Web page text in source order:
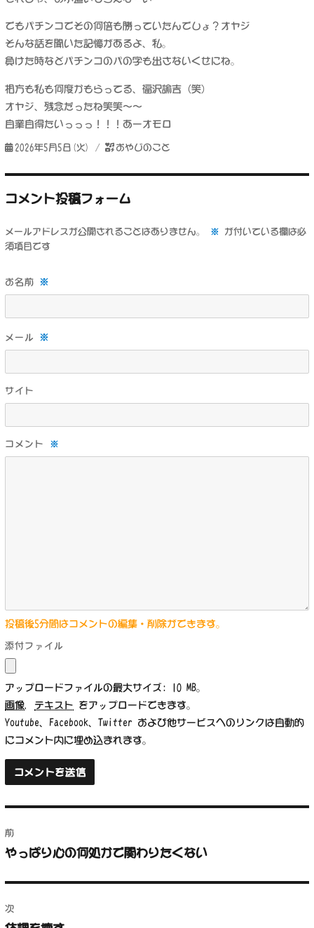
でもパチンコでその何倍も勝っていたんでしょ？オヤジ
そんな話を聞いた記憶があるよ、私。
負けた時などパチンコのパの字も出さないくせにね。
相方も私も何度かもらってる、福沢諭吉（笑）
オヤジ、残念だったね笑笑〜〜
自業自得たいっっっ！！！あーオモロ
投
日:
2026年5月5日(火)
カ
ゴ
ー
おやじのこと
コメント投稿フォーム
メールアドレスが公開されることはありません。 ※ が付いている欄は必
須項目です
お名前 ※
メール ※
サイト
コメント ※
投稿後5分間はコメントの編集・削除ができます。
添付ファイル
アップロードファイルの最大サイズ: 10 MB。
画像
テキスト をアップロードできます。
Youtube、Facebook、Twitter および他サービスへのリンクは自動的
にコメント内に埋め込まれます。
稿
ゲ
前
前
稿:
やっぱり心の何処かで関わりたくない
次